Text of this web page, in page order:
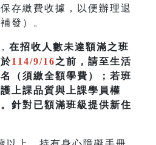
存繳費收據，以便辦理退
發）。
在招收人數未達額滿之班
114/9/16之前，請至生活
（須繳全額學費）；若班
上課品質與上課學員權
針對已額滿班級提供新住